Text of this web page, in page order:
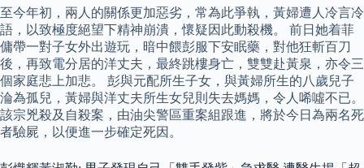
至今年初，兩人的關係更加惡劣，常為此爭執，黃婦遭人冷言冷
語，以致極度絕望下精神崩潰，懷疑因此動殺機。 前日她着菲
傭帶一對子女外出遊玩，暗中餵彭服下安眠藥，對他狂斬百刀
後，再致電分居的洋丈夫，最終跳樓身亡，雙雙赴黃泉，亦令三
個家庭悲上加悲。 彭與元配所生子女，與黃婦所生的八歲兒子
淪為孤兒，黃婦與洋丈夫所生女兒則失去媽媽，令人唏噓不已。
該宗兇殺及自殺案，由油尖警區重案組跟進，將於今日為兩名死
者驗屍，以便進一步確定死因。